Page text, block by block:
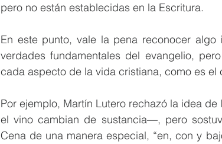
pero no están establecidas en la Escritura.
En este punto, vale la pena reconocer algo
verdades fundamentales del evangelio,
cada aspecto de la vida cristiana, como es el
Por ejemplo, Martín Lutero rechazó la idea
el vino cambian de sustancia—, pero
Cena de una manera especial, “en, con y